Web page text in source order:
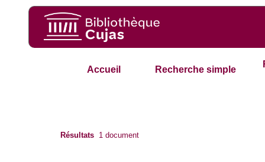
Accueil Recherche simple
Résultats 1 document